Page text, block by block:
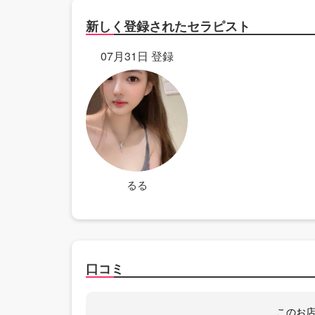
新しく登録されたセラピスト
07月31日 登録
るる
口コミ
このお